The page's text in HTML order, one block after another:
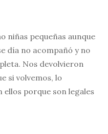
niñas pequeñas aunque
día no acompañó y no
Nos devolvieron
si volvemos, lo
porque son legales